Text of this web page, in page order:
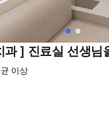
과 ] 진료실 선생님
이상